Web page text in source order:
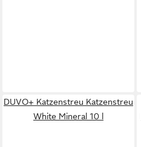
DUVO+ Katzenstreu Katzenstreu
White Mineral 10 l